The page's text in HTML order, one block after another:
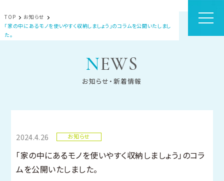
NEWS
お知らせ・新着情報
TOP
お知らせ
「家の中にあるモノを使いやすく収納しましょう」のコラムを公開いたしまし
た。
2024.4.26 お知らせ
「家の中にあるモノを使いやすく収納しましょう」のコラ
ムを公開いたしました。